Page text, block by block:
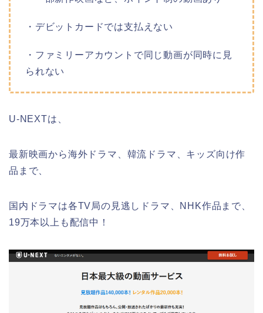
・デビットカードでは支払えない
・ファミリーアカウントで同じ動画が同時に見
られない
U-NEXTは、
最新映画から海外ドラマ、韓流ドラマ、キッズ向け作
品まで、
国内ドラマは各TV局の見逃しドラマ、NHK作品まで、
19万本以上も配信中！